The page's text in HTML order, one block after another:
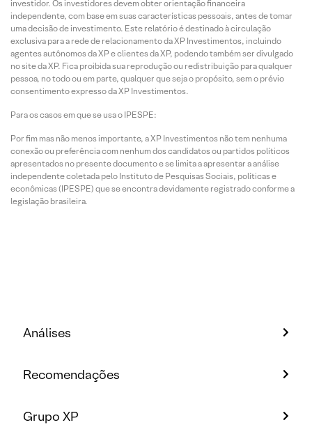
investidor. Os investidores devem obter orientação financeira
independente, com base em suas características pessoais, antes de tomar
uma decisão de investimento. Este relatório é destinado à circulação
exclusiva para a rede de relacionamento da XP Investimentos, incluindo
agentes autônomos da XP e clientes da XP, podendo também ser divulgado
no site da XP. Fica proibida sua reprodução ou redistribuição para qualquer
pessoa, no todo ou em parte, qualquer que seja o propósito, sem o prévio
consentimento expresso da XP Investimentos.
Para os casos em que se usa o IPESPE:
Por fim mas não menos importante, a XP Investimentos não tem nenhuma
conexão ou preferência com nenhum dos candidatos ou partidos políticos
apresentados no presente documento e se limita a apresentar a análise
independente coletada pelo Instituto de Pesquisas Sociais, políticas e
econômicas (IPESPE) que se encontra devidamente registrado conforme a
legislação brasileira.
Análises
Recomendações
Grupo XP